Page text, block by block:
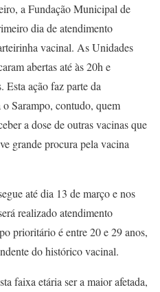
a Fundação Municipal de
dia de atendimento
vacinal. As Unidades
abertas até às 20h e
Esta ação faz parte da
Sarampo, contudo, quem
a dose de outras vacinas que
grande procura pela vacina
até dia 13 de março e nos
realizado atendimento
prioritário é entre 20 e 29 anos,
do histórico vacinal.
faixa etária ser a maior afetada,